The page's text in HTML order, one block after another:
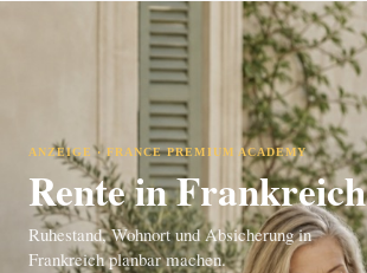
ANZEIGE · FRANCE PREMIUM ACADEMY
Rente in Frankreich
Ruhestand, Wohnort und Absicherung in
Frankreich planbar machen.